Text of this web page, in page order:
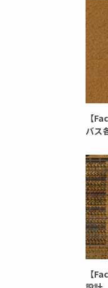
【
バス
【